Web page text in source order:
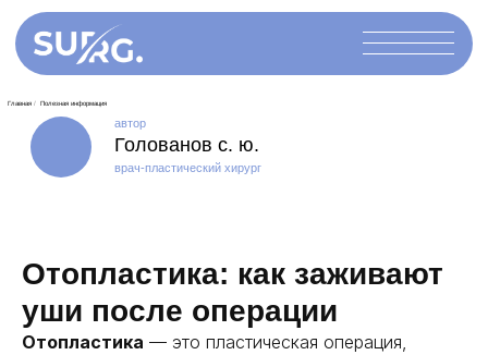
Главная Полезная информация
врач-пластический хирург
Голованов с. ю.
Отопластика: как заживают
уши после операции
Отопластика — это пластическая операция,